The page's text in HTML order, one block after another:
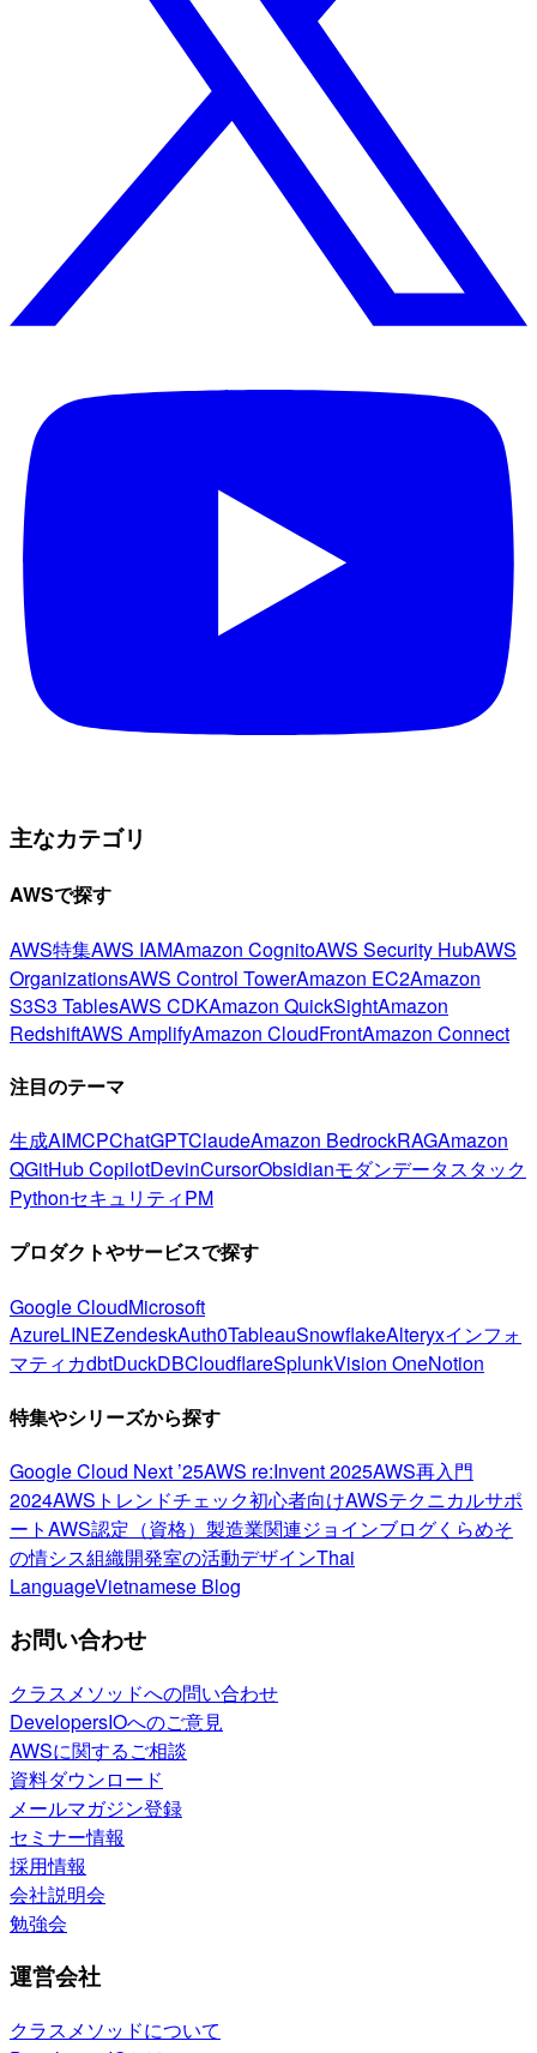
主なカテゴリ
AWSで探す
AWS特集AWS IAMAmazon CognitoAWS Security HubAWS
OrganizationsAWS Control TowerAmazon EC2Amazon
S3S3 TablesAWS CDKAmazon QuickSightAmazon
RedshiftAWS AmplifyAmazon CloudFrontAmazon Connect
注目のテーマ
生成AIMCPChatGPTClaudeAmazon BedrockRAGAmazon
QGitHub CopilotDevinCursorObsidianモダンデータスタック
PythonセキュリティPM
プロダクトやサービスで探す
Google CloudMicrosoft
AzureLINEZendeskAuth0TableauSnowflakeAlteryxインフォ
マティカdbtDuckDBCloudflareSplunkVision OneNotion
特集やシリーズから探す
Google Cloud Next ’25AWS re:Invent 2025AWS再入門
2024AWSトレンドチェック初心者向けAWSテクニカルサポ
ートAWS認定（資格） 製造業関連ジョインブログくらめそ
の情シス組織開発室の活動デザインThai
LanguageVietnamese Blog
お問い合わせ
クラスメソッドへの問い合わせ
DevelopersIOへのご意見
AWSに関するご相談
資料ダウンロード
メールマガジン登録
セミナー情報
採用情報
会社説明会
勉強会
運営会社
クラスメソッドについて